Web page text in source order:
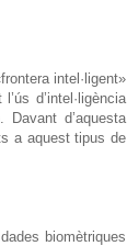
intel·ligent»
d’intel·ligència
d’aquesta
a aquest tipus de
biomètriques